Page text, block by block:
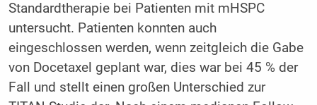
Standardtherapie bei Patienten mit mHSPC
untersucht. Patienten konnten auch
eingeschlossen werden, wenn zeitgleich die Gabe
von Docetaxel geplant war, dies war bei 45 % der
Fall und stellt einen großen Unterschied zur